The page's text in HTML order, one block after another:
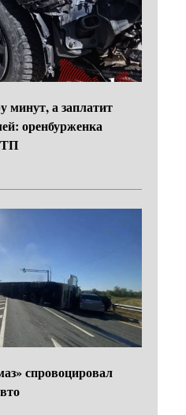
минут, а заплатит
оренбурженка
спровоцировал